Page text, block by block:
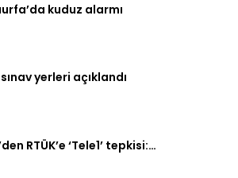
kuduz alarmı
yerleri açıklandı
RTÜK’e ‘Tele1’ tepkisi:…